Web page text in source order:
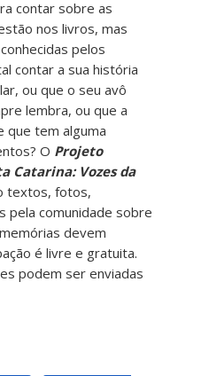
contar sobre as
nos livros, mas
pelos
contar a sua história
ou que o seu avô
lembra, ou que a
que tem alguma
O Projeto
Catarina: Vozes da
textos, fotos,
pela comunidade sobre
devem
é livre e gratuita.
podem ser enviadas